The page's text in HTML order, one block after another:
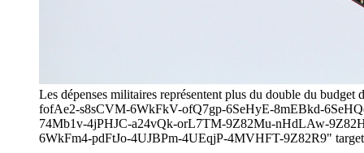
Les dépenses militaires représentent plus du double du
fofAe2-s8sCVM-6WkFkV-ofQ7gp-6SeHyE-8mEBkd-
74Mb1v-4jPHJC-a24vQk-orL7TM-9Z82Mu-nHdLAw-
6WkFm4-pdFtJo-4UJBPm-4UEqjP-4MVHFT-9Z82R9"